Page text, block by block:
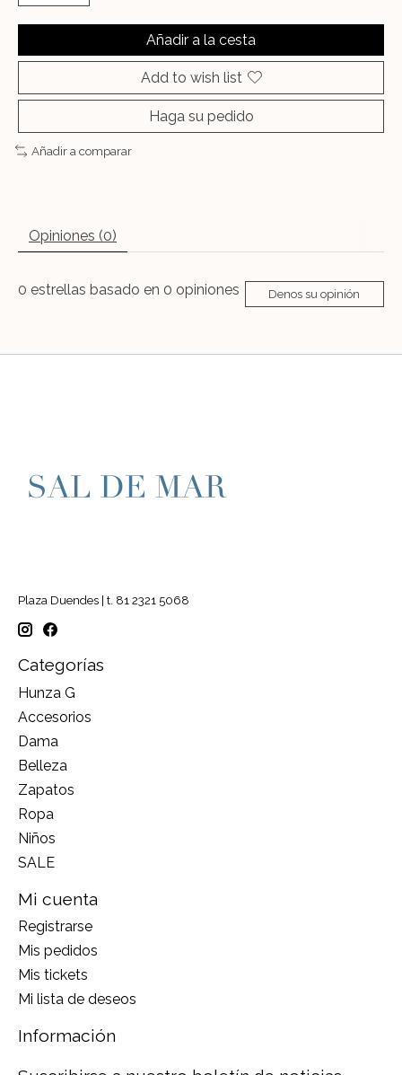
Añadir a la cesta
Add to wish list
Haga su pedido
Añadir a comparar
Opiniones (0)
0 estrellas basado en 0 opiniones Denos su opinión
Plaza Duendes | t. 81 2321 5068
Categorías
Hunza G
Accesorios
Dama
Belleza
Zapatos
Ropa
Niños
SALE
Mi cuenta
Registrarse
Mis pedidos
Mis tickets
Mi lista de deseos
Información